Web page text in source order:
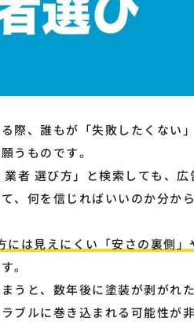
際、誰もが「失敗したくない
うものです。
者 選び方」と検索しても、広
、何を信じればいいのか分か
には見えにくい「安さの裏側」
。
うと、数年後に塗装が剥がれ
ブルに巻き込まれる可能性が